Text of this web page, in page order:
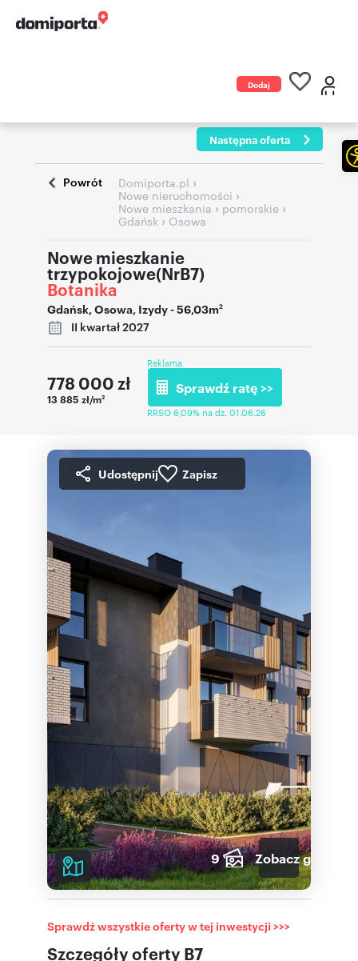
Dodaj
Następna oferta
Powrót Domiporta.pl ›
Nowe nieruchomości ›
Nowe mieszkania › pomorskie ›
Gdańsk › Osowa
Nowe mieszkanie
trzypokojowe(NrB7)
Botanika
Gdańsk,Osowa, Izydy- 56,03m2
II kwartał 2027
778 000 zł
13 885 zł/m2
Reklama
Sprawdź ratę >>
RRSO 6,09% na dz. 01.06.26
Udostępnij Zapisz
9 Zobacz galerię
Szczegóły oferty B7
Sprawdź wszystkie oferty w tej inwestycji >>>